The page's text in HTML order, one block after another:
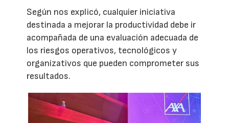
Según nos explicó, cualquier iniciativa
destinada a mejorar la productividad debe ir
acompañada de una evaluación adecuada de
los riesgos operativos, tecnológicos y
organizativos que pueden comprometer sus
resultados.